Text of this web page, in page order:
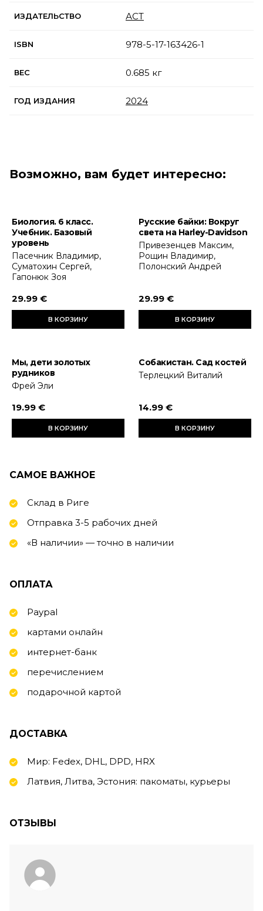
ИЗДАТЕЛЬСТВО АСТ
ISBN 978-5-17-163426-1
ВЕС 0.685 кг
ГОД ИЗДАНИЯ 2024
Возможно, вам будет интересно:
Биология. 6 класс.
Учебник. Базовый
уровень
Пасечник Владимир,
Суматохин Сергей,
Гапонюк Зоя
29.99 €
В КОРЗИНУ
Русские байки: Вокруг
света на Harley-Davidson
Привезенцев Максим,
Рощин Владимир,
Полонский Андрей
29.99 €
В КОРЗИНУ
Мы, дети золотых
рудников
Фрей Эли
19.99 €
В КОРЗИНУ
Собакистан. Сад костей
Терлецкий Виталий
14.99 €
В КОРЗИНУ
САМОЕ ВАЖНОЕ
Склад в Риге
Отправка 3-5 рабочих дней
«В наличии» — точно в наличии
ОПЛАТА
Paypal
картами онлайн
интернет-банк
перечислением
подарочной картой
ДОСТАВКА
Мир: Fedex, DHL, DPD, HRX
Латвия, Литва, Эстония: пакоматы, курьеры
ОТЗЫВЫ